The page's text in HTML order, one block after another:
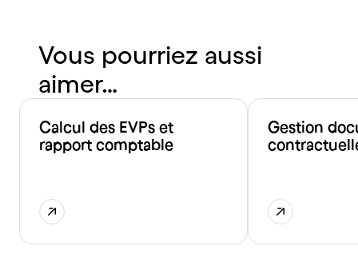
Vous pourriez aussi
aimer…
Calcul des EVPs et
rapport comptable
Gestion